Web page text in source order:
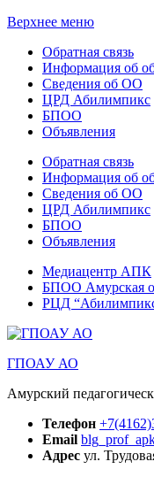
Верхнее меню
Обратная связь
Информация об
Сведения об ОО
ЦРД Абилимпикс
БПОО
Объявления
Обратная связь
Информация об
Сведения об ОО
ЦРД Абилимпикс
БПОО
Объявления
Медиацентр АПК
БПОО Амурская
РЦД
ГПОАУ АО
Амурский
Телефон
Email
Адрес ул.